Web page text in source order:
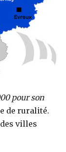
pour son
de ruralité.
villes